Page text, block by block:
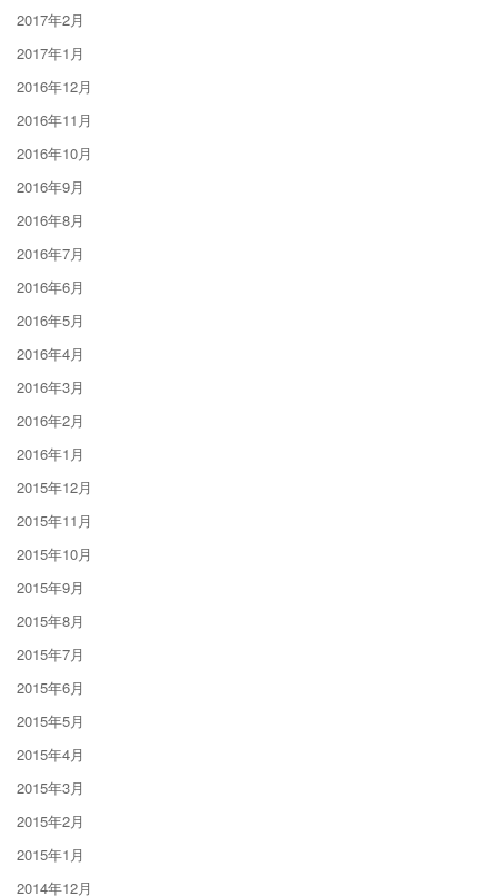
2017年2月
2017年1月
2016年12月
2016年11月
2016年10月
2016年9月
2016年8月
2016年7月
2016年6月
2016年5月
2016年4月
2016年3月
2016年2月
2016年1月
2015年12月
2015年11月
2015年10月
2015年9月
2015年8月
2015年7月
2015年6月
2015年5月
2015年4月
2015年3月
2015年2月
2015年1月
2014年12月